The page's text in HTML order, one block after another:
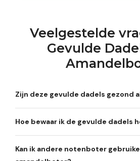
Veelgestelde
Gevulde
Zijn deze gevulde dadels gezond
Hoe bewaar ik de gevulde dadels
Kan ik andere notenboter